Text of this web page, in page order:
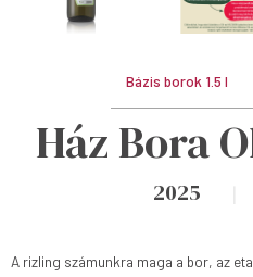
Bázis borok 1.5 l
Ház Bora
2025
A rizling számunkra maga a bor, az